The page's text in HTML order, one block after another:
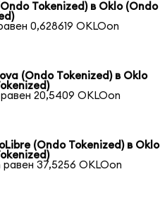
Tokenized) в Oklo (Ondo
0,628619 OKLOon
(Ondo Tokenized) в Oklo
равен 20,5409 OKLOon
(Ondo Tokenized) в Oklo
равен 37,5256 OKLOon